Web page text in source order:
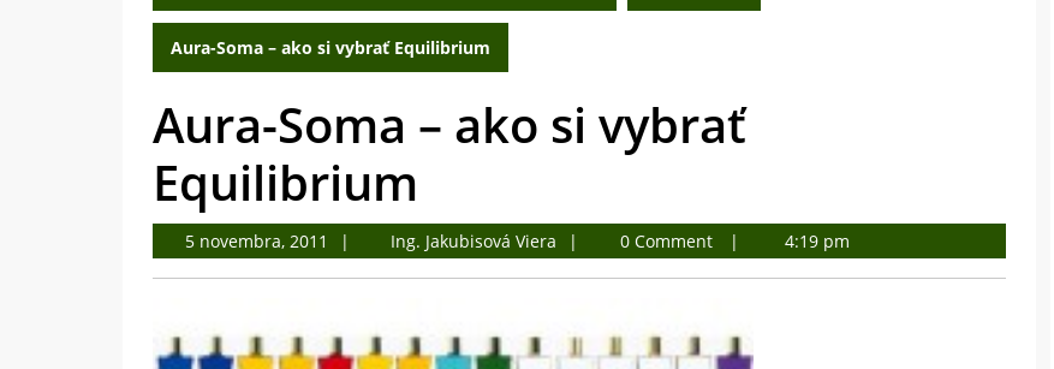
Aura-Soma – ako si vybrať Equilibrium
Aura-Soma – ako si vybrať
Equilibrium
5 novembra, 2011
novembra,
Ing. Jakubisová Viera Ing.
Jakubisová
0 Comment 4:19 pm